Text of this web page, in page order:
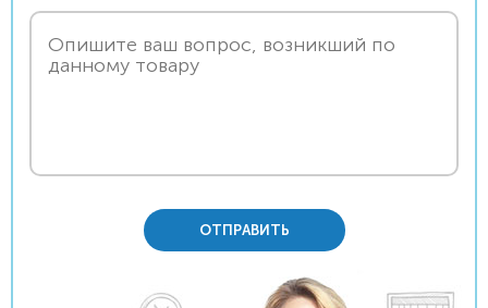
ОТПРАВИТЬ